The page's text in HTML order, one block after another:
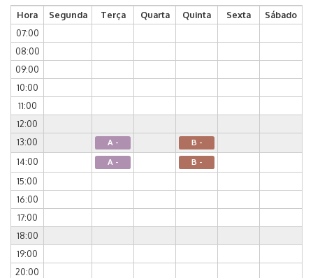
Hora Segunda Terça Quarta Quinta Sexta
Sábado
07:00
08:00
09:00
10:00
11:00
12:00
13:00
A - B -
14:00 A - B -
15:00
16:00
17:00
18:00
19:00
20:00